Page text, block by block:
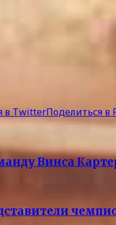
в TwitterПоделиться в
Винса